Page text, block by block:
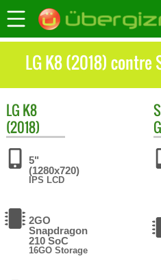
LG K8 (2018) contre
LG K8
(2018)
5"
(1280x720)
IPS LCD
2GO
Snapdragon
210 SoC
16GO Storage